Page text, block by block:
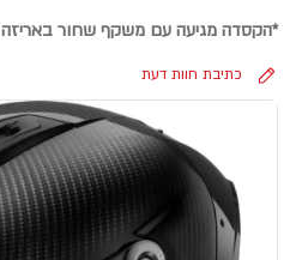
*הקסדה מגיעה עם משקף שחור באריזה
כתיבת חוות דעת